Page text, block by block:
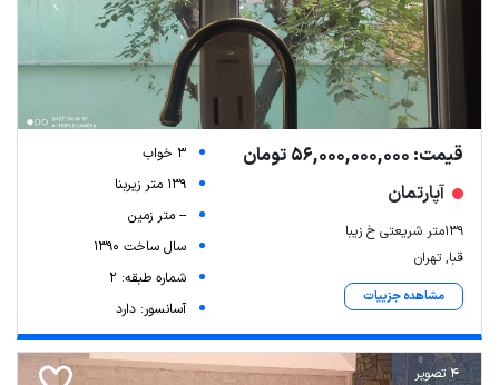
قیمت: 56,000,000,000 تومان
آپارتمان
139متر شریعتی خ زیبا
قبا, تهران
مشاهده جزییات
3 خواب
139 متر زیربنا
-- متر زمین
سال ساخت 1390
شماره طبقه: 2
آسانسور: دارد
4 تصویر